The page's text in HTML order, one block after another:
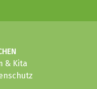
& Kita